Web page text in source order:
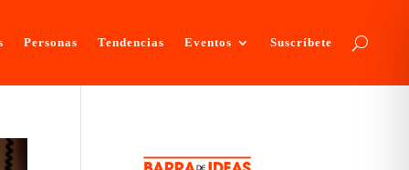
Personas Tendencias Eventos Suscríbete